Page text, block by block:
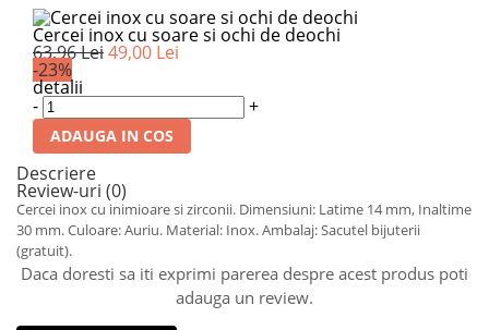
Cercei inox cu soare si ochi de deochi
63,96 Lei49,00 Lei
-23%
detalii
- +
ADAUGA IN COS
Descriere
Review-uri (0)
Cercei inox cu inimioare si zirconii. Dimensiuni: Latime 14 mm, Inaltime
30 mm. Culoare: Auriu. Material: Inox. Ambalaj: Sacutel bijuterii
(gratuit).
Daca doresti sa iti exprimi parerea despre acest produs poti
adauga un review.